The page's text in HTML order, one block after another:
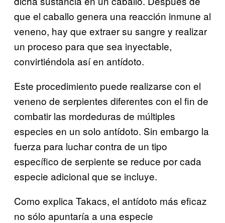
que el caballo genera una reacción inmune al
veneno, hay que extraer su sangre y realizar
un proceso para que sea inyectable,
convirtiéndola así en antídoto.
Este procedimiento puede realizarse con el
veneno de serpientes diferentes con el fin de
combatir las mordeduras de múltiples
especies en un solo antídoto. Sin embargo la
fuerza para luchar contra de un tipo
específico de serpiente se reduce por cada
especie adicional que se incluye.
Como explica Takacs, el antídoto más eficaz
no sólo apuntaría a una especie